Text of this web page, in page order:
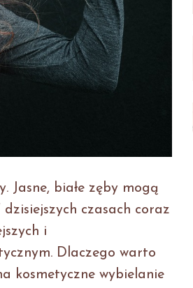
Jasne, białe zęby mogą
czasach coraz
i
Dlaczego warto
kosmetyczne wybielanie